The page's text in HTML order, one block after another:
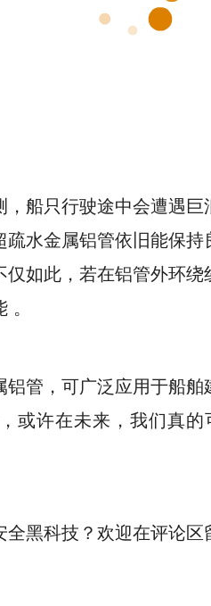
，船只行驶途中会遭遇
疏水金属铝管依旧能保
仅如此，若在铝管外环
。
铝管，可广泛应用于船
或许在未来，我们真
全黑科技？欢迎在评论